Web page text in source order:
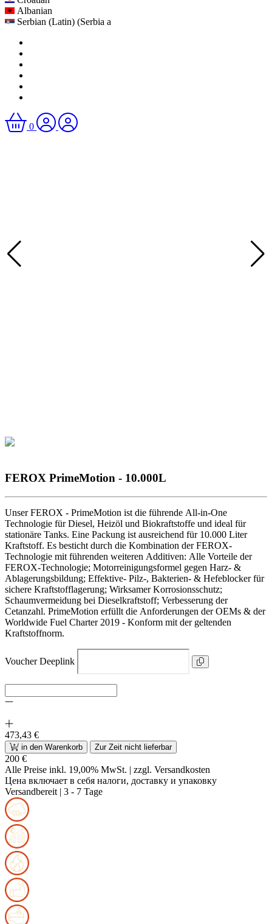
Albanian
Serbian (Latin) (Serbia a
0
FEROX PrimeMotion - 10.000L
Unser FEROX - PrimeMotion ist die führende All-in-One
Technologie für Diesel, Heizöl und Biokraftstoffe und ideal für
stationäre Tanks. Eine Packung ist ausreichend für 10.000 Liter
Kraftstoff. Es besticht durch die Kombination der FEROX-
Technologie mit führenden weiteren Additiven: Alle Vorteile der
FEROX-Technologie; Motorreinigungsformel gegen Harz- &
Ablagerungsbildung; Effektive- Pilz-, Bakterien- & Hefeblocker für
sichere Kraftstofflagerung; Wirksamer Korrosionsschutz;
Schaumvermeidung bei Dieselkraftstoff; Verbesserung der
Cetanzahl. PrimeMotion erfüllt die Anforderungen der OEMs & der
Worldwide Fuel Charter 2019 - Konform mit der geltenden
Kraftstoffnorm.
Voucher Deeplink
473,43 €
in den Warenkorb Zur Zeit nicht lieferbar
200 €
Alle Preise inkl. 19,00% MwSt. | zzgl. Versandkosten
Цена включает в себя налоги, доставку и упаковку
Versandbereit
| 3 - 7 Tage